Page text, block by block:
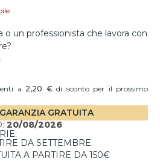
o un professionista che lavora con
a 2,20 €di sconto per il prossimo
GRATUITA
20/08/2026
DA SETTEMBRE.
A PARTIRE DA 150€